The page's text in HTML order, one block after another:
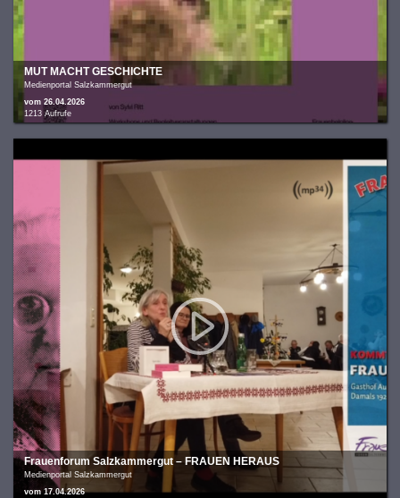
MUT MACHT GESCHICHTE
Medienportal Salzkammergut
vom 26.04.2026
1213 Aufrufe
Frauenforum Salzkammergut – FRAUEN HERAUS
Medienportal Salzkammergut
vom 17.04.2026